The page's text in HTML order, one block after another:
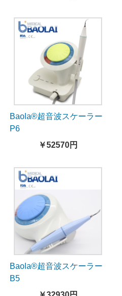
Baola®超音波スケーラー
P6
￥52570円
Baola®超音波スケーラー
B5